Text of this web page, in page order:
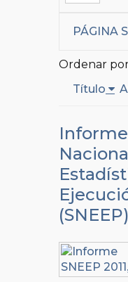
PÁGINA
Ordenar
Título